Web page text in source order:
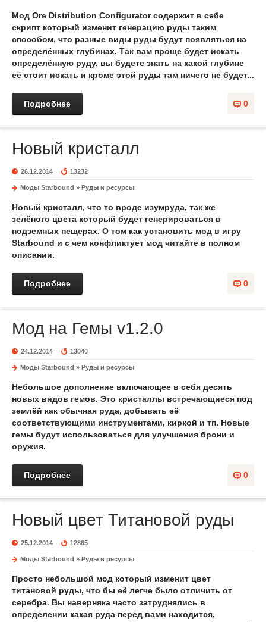
Мод Ore Distribution Configurator содержит в себе
скрипт который изменит генерацию руды таким
способом, что разные виды руды будут появляться на
определённых глубинах. Так вам проще будет искать
определённую руду, вы будете знать на какой глубине
её стоит искать и кроме этой руды там ничего не будет...
0
Подробнее
Новый кристалл
26.12.2014 13232
Моды Starbound » Руды и ресурсы
Новый кристалл, что то вроде изумруда, так же
зелёного цвета который будет генерироваться в
подземных пещерах. О том как установить мод в игру
Starbound и с чем конфликтует мод читайте в полном
описании.
0
Подробнее
Мод на Гемы v1.2.0
24.12.2014 13040
Моды Starbound » Руды и ресурсы
Небольшое дополнение включающее в себя десять
новых видов гемов. Это кристаллы встречающиеся под
землёй как обычная руда, добывать её
соответствующими инструментами, киркой и тп. Новые
гемы будут использоваться для улучшения брони и
оружия.
0
Подробнее
Новый цвет Титановой руды
25.12.2014 12865
Моды Starbound » Руды и ресурсы
Просто небольшой мод который изменит цвет
титановой руды, что бы её легче было отличить от
серебра. Вы наверняка часто затруднялись в
определении какая руда перед вами находится,